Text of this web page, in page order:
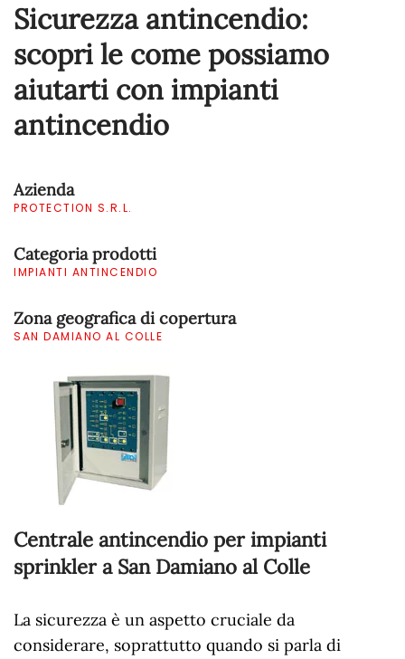
Sicurezza antincendio:
scopri le come possiamo
aiutarti con impianti
antincendio
Azienda
PROTECTION S.R.L.
Categoria prodotti
IMPIANTI ANTINCENDIO
Zona geografica di copertura
SAN DAMIANO AL COLLE
Centrale antincendio per impianti
sprinkler a San Damiano al Colle
La sicurezza è un aspetto cruciale da
considerare, soprattutto quando si parla di